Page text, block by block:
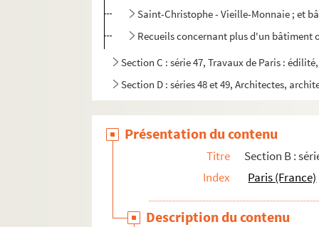
Saint-Christophe - Vieille-Monnaie ; et
Recueils concernant plus d'un bâtiment
Section C : série 47, Travaux de Paris :
Section D : séries 48 et 49, Architectes,
Présentation du contenu
Titre
Section B :
Index
Paris (France)
Description du contenu